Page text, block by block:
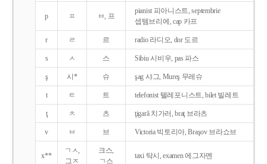
p ㅍ ㅂ, 프
pianist 피아니스트, septembrie
셉템브리에, cap 카프
r ㄹ 르 radio 라디오, dor 도르
s ㅅ 스 Sibiu 시비우, pas 파스
ş 시* 슈 şag 샤그, Mureş 무레슈
t ㅌ 트 telefonist 텔레포니스트, bilet 빌레트
ţ ㅊ 츠 ţigarǎ 치가러, braţ 브라츠
v ㅂ 브 Victoria 빅토리아, Braşov 브라쇼브
x**
ㄱㅅ,
그ㅈ
크스,
ㄱ스
taxi 탁시, examen 에그자멘